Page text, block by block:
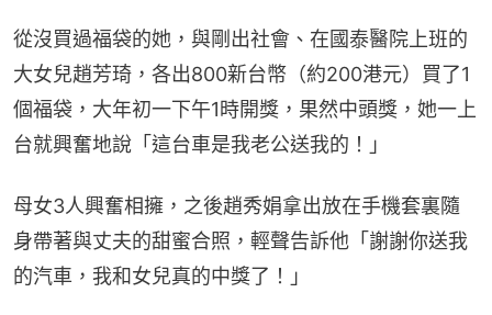
從沒買過福袋的她，與剛出社會、在國泰醫院上班的
大女兒趙芳琦，各出800新台幣（約200港元）買了1
個福袋，大年初一下午1時開獎，果然中頭獎，她一上
台就興奮地說「這台車是我老公送我的！」
母女3人興奮相擁，之後趙秀娟拿出放在手機套裏隨
身帶著與丈夫的甜蜜合照，輕聲告訴他「謝謝你送我
的汽車，我和女兒真的中獎了！」